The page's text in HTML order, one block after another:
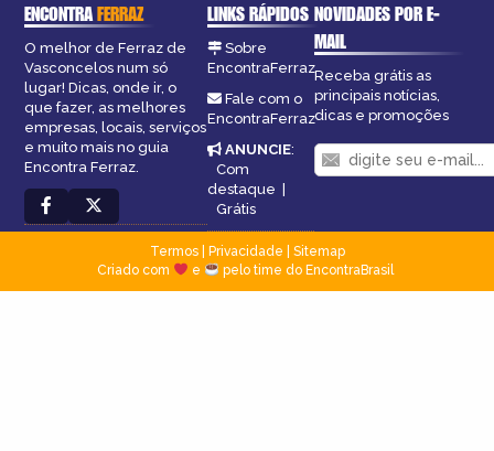
ENCONTRAFERRAZ
O melhor de Ferraz de
Vasconcelos num só
lugar! Dicas, onde ir, o
que fazer, as melhores
empresas, locais, serviços
e muito mais no guia
Encontra Ferraz.
LINKS RÁPIDOS
Sobre
EncontraFerraz
Fale com o
EncontraFerraz
ANUNCIE:
Com
destaque |
Grátis
NOVIDADES POR E-
MAIL
Receba grátis as
principais notícias,
dicas e promoções
Termos| Privacidade
Sitemap
Criado com
e pelo time do EncontraBrasil